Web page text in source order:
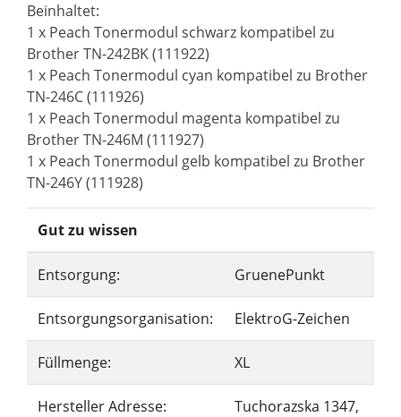
Beinhaltet:
1 x Peach Tonermodul schwarz kompatibel zu
Brother TN-242BK (111922)
1 x Peach Tonermodul cyan kompatibel zu Brother
TN-246C (111926)
1 x Peach Tonermodul magenta kompatibel zu
Brother TN-246M (111927)
1 x Peach Tonermodul gelb kompatibel zu Brother
TN-246Y (111928)
Gut zu wissen
Entsorgung: GruenePunkt
Entsorgungsorganisation: ElektroG-Zeichen
Füllmenge: XL
Hersteller Adresse:
Tuchorazska 1347,